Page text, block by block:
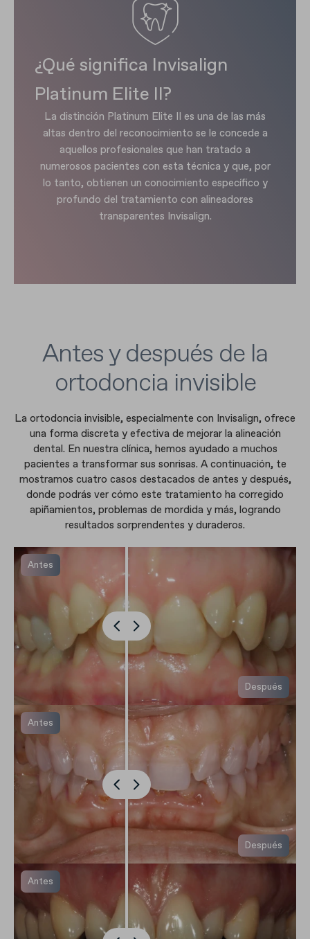
¿Qué significa Invisalign
Platinum Elite II?
La distinción Platinum Elite II es una de las más
altas dentro del reconocimiento se le concede a
aquellos profesionales que han tratado a
numerosos pacientes con esta técnica y que, por
lo tanto, obtienen un conocimiento específico y
profundo del tratamiento con alineadores
transparentes Invisalign.
Antes y después de la
ortodoncia invisible
La ortodoncia invisible, especialmente con Invisalign, ofrece
una forma discreta y efectiva de mejorar la alineación
dental. En nuestra clínica, hemos ayudado a muchos
pacientes a transformar sus sonrisas. A continuación, te
mostramos cuatro casos destacados de antes y después,
donde podrás ver cómo este tratamiento ha corregido
apiñamientos, problemas de mordida y más, logrando
resultados sorprendentes y duraderos.
Antes
Después
Antes
Después
Antes